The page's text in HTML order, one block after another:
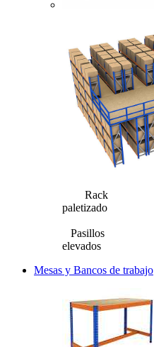
Rack
paletizado
Pasillos
elevados
Mesas y Bancos de trabajo